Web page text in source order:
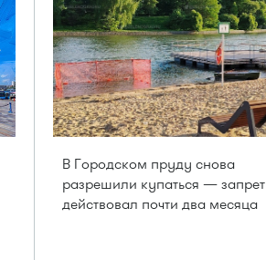
В Городском пруду снова
разрешили купаться — запрет
действовал почти два месяца